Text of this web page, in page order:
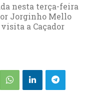
nesta terça-feira
Jorginho Mello
a Caçador